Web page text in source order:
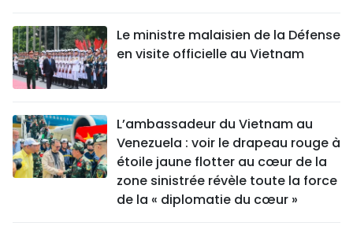
Le ministre malaisien de la Défense
en visite officielle au Vietnam
L’ambassadeur du Vietnam au
Venezuela : voir le drapeau rouge à
étoile jaune flotter au cœur de la
zone sinistrée révèle toute la force
de la « diplomatie du cœur »